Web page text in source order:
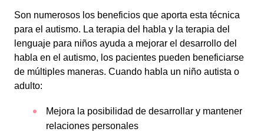
Son numerosos los beneficios que aporta esta técnica
para el autismo. La terapia del habla y la terapia del
lenguaje para niños ayuda a mejorar el desarrollo del
habla en el autismo, los pacientes pueden beneficiarse
de múltiples maneras. Cuando habla un niño autista o
adulto:
Mejora la posibilidad de desarrollar y mantener
relaciones personales